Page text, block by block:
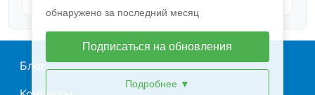
Main navigation
Блог
обнаружено за последний месяц
Подписаться на обновления
Подробнее ▼